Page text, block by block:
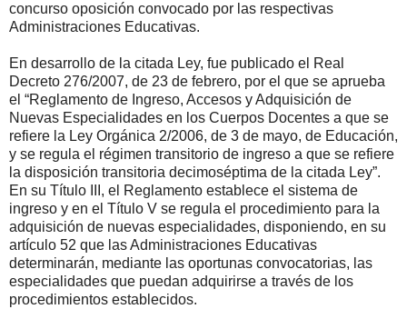
concurso oposición convocado por las respectivas
Administraciones Educativas.
En desarrollo de la citada Ley, fue publicado el Real
Decreto 276/2007, de 23 de febrero, por el que se aprueba
el “Reglamento de Ingreso, Accesos y Adquisición de
Nuevas Especialidades en los Cuerpos Docentes a que se
refiere la Ley Orgánica 2/2006, de 3 de mayo, de Educación,
y se regula el régimen transitorio de ingreso a que se refiere
la disposición transitoria decimoséptima de la citada Ley”.
En su Título III, el Reglamento establece el sistema de
ingreso y en el Título V se regula el procedimiento para la
adquisición de nuevas especialidades, disponiendo, en su
artículo 52 que las Administraciones Educativas
determinarán, mediante las oportunas convocatorias, las
especialidades que puedan adquirirse a través de los
procedimientos establecidos.